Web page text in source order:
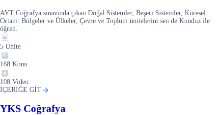
AYT Coğrafya sınavında çıkan Doğal Sistemler, Beşeri Sistemler, Küresel
Ortam: Bölgeler ve Ülkeler, Çevre ve Toplum ünitelerini sen de Kunduz ile
öğren.
5 Ünite
168 Konu
108 Video
İÇERİĞE GİT
YKS Coğrafya